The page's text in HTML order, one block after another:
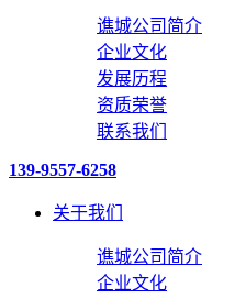
谯城公司简介
企业文化
发展历程
资质荣誉
联系我们
139-9557-6258
关于我们
谯城公司简介
企业文化